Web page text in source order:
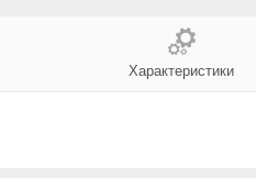
Характеристики